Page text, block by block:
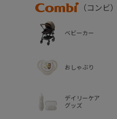
Combi
（コンビ）
ベビーカー
おしゃぶり
デイリーケア
グッズ